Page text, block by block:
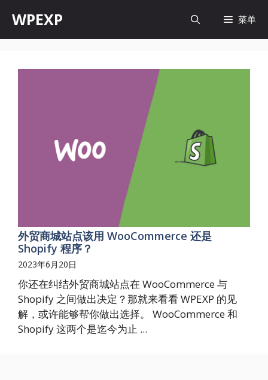
内
WPEXP 菜单
外贸商城站点该用 WooCommerce 还是
Shopify 程序？
2023年6月20日
你还在纠结外贸商城站点在 WooCommerce 与
Shopify 之间做出决定？那就来看看 WPEXP 的见
解，或许能够帮你做出选择。 WooCommerce 和
Shopify 这两个是迄今为止 ...